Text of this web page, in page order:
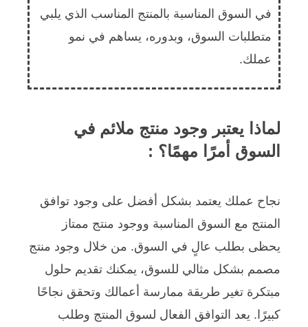
في السوق المناسبة بالمنتج المناسب الذي يلبي
متطلبات السوق، وبدوره، يساهم في نمو
عملك.
لماذا يعتبر وجود منتج ملائم في
السوق أمرًا مهمًا؟ :
نجاح عملك يعتمد بشكل أفضل على وجود توافق
المنتج مع السوق المناسبة ووجود منتج ممتاز
يحظى بطلب عالٍ في السوق. من خلال وجود منتج
مصمم بشكل مثالي للسوق، يمكنك تقديم حلول
مبتكرة تغير طريقة ممارسة أعمالك وتحقق نجاحًا
كبيرًا. يعد التوافق الفعال لسوق المنتج وطلب